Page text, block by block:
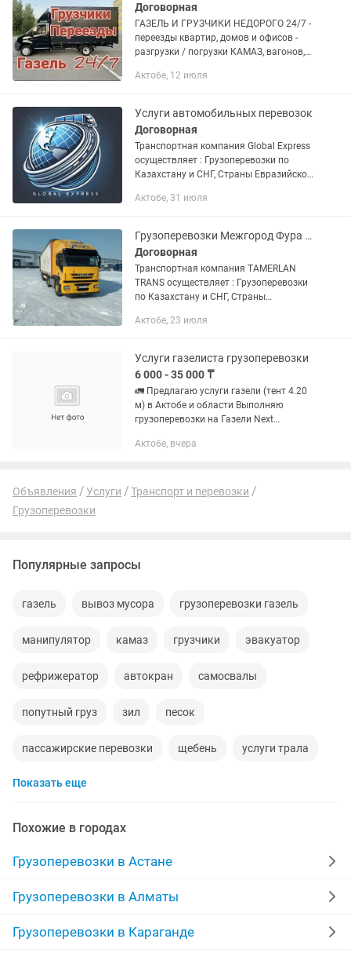
Договорная
ГАЗЕЛЬ И ГРУЗЧИКИ НЕДОРОГО 24/7 -
переезды квартир, домов и офисов -
разгрузки / погрузки КАМАЗ, вагонов,
стройматериалов на любой этаж -
Актобе, 12 июля
Услуги автомобильных перевозок
Договорная
Транспортная компания Global Express
осуществляет : Грузоперевозки по
Казахстану и СНГ, Страны Евразийской
отдельной машиной от двери до двери.
Актобе, 31 июля
Грузоперевозки Межгород Фура Тент площадки Газельи Астана Алматы Семей Ақта
Договорная
Транспортная компания TAMERLAN
TRANS осуществляет : Грузоперевозки
по Казахстану и СНГ, Страны
Доставка груза отдельной машиной от
Актобе, 23 июля
Услуги газелиста грузоперевозки
6 000 - 35 000 ₸
🚛 Предлагаю услуги газели (тент 4.20
м) в Актобе и области Выполняю
грузоперевозки на Газели Next
разных задач: ✔️ Перевозка
Актобе, вчера
Объявления Услуги
Транспорт и перевозки
Грузоперевозки
Популярные запросы
газель вывоз мусора грузоперевозки газель
манипулятор камаз грузчики эвакуатор
рефрижератор автокран самосвалы
попутный груз зил песок
пассажирские перевозки щебень услуги трала
пианино
услуги газели дороги
вывоз строительного мусора
навоз камаз самосвал услуги манипулятора
Показать еще
Похожие в городах
Грузоперевозки в Астане
Грузоперевозки в Алматы
Грузоперевозки в Караганде